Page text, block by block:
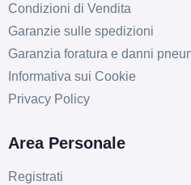
Condizioni di Vendita
Garanzie sulle spedizioni
Garanzia foratura e danni
Informativa sui Cookie
Privacy Policy
Area Personale
Registrati